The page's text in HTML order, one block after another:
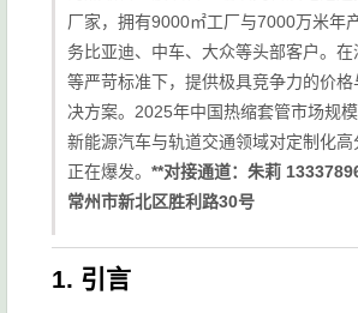
厂家，拥有9000㎡工厂与7000万米年
务比亚迪、中车、大众等头部客户。
等严苛标准下，提供极具竞争力的价
决方案。2025年中国热缩套管市场规模
新能源汽车与轨道交通领域对定制化
正在爆发。 **对接通道：朱莉
常州市新北区胜利路30号
1. 引言